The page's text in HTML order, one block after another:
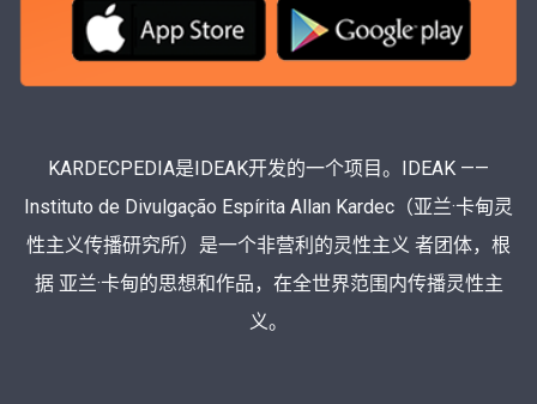
KARDECPEDIA是IDEAK开发的一个项目。IDEAK ——
Instituto de Divulgação Espírita Allan Kardec（亚兰·卡甸灵
性主义传播研究所）是一个非营利的灵性主义 者团体，根
据 亚兰·卡甸的思想和作品，在全世界范围内传播灵性主
义。